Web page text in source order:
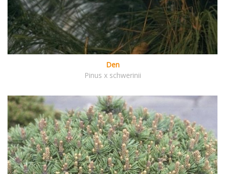
Den
Pinus x schwerinii